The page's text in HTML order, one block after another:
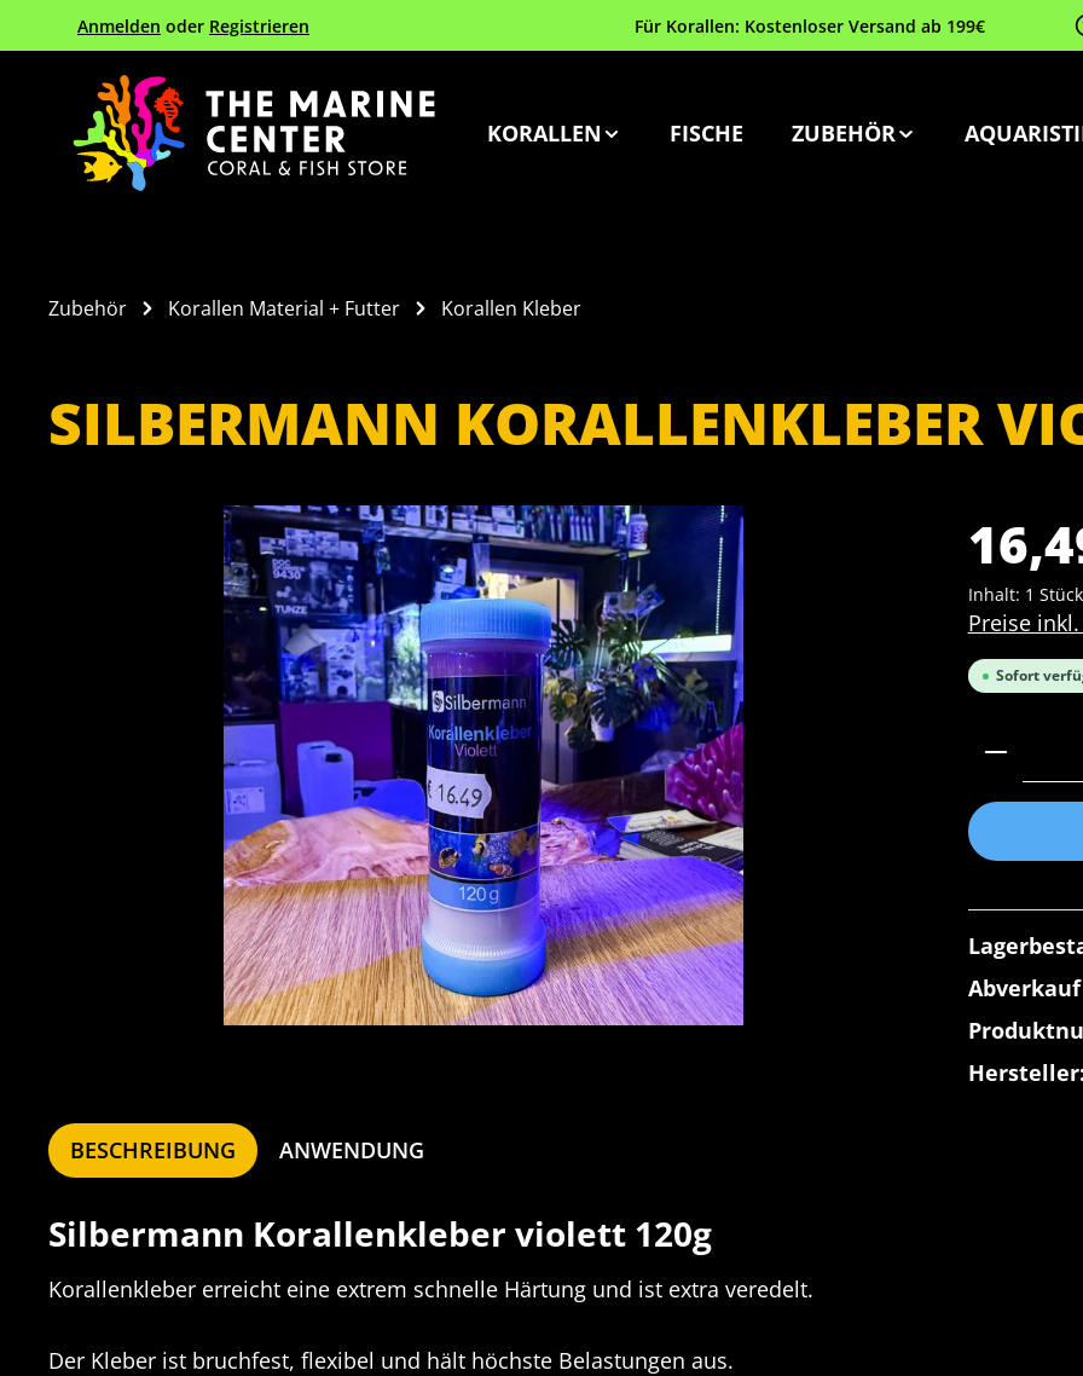
Hauptnavigation springen
Anmelden oder Registrieren Für Korallen: Kostenloser Versand ab 199€
KORALLEN FISCHE ZUBEHÖR
Zubehör Korallen Material + Futter Korallen Kleber
SILBERMANN KORALLENKLEBER
Bildergalerie überspringen
Inhalt: 1 Stück
Preise
Sofort
Abverkauf
BESCHREIBUNG ANWENDUNG
Silbermann Korallenkleber violett 120g
Korallenkleber erreicht eine extrem schnelle Härtung und ist extra veredelt.
Der Kleber ist bruchfest, flexibel und hält höchste Belastungen aus.